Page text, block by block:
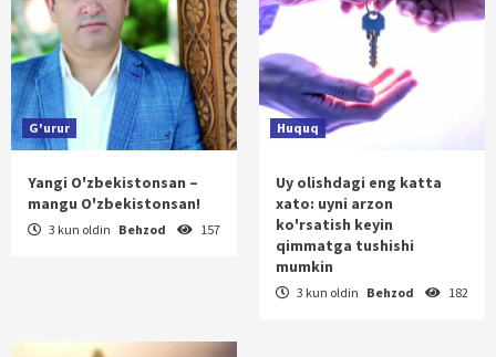
G'urur
Yangi O'zbekistonsan –
mangu O'zbekistonsan!
3 kun oldin Behzod 157
Huquq
Uy olishdagi eng katta
xato: uyni arzon
ko'rsatish keyin
qimmatga tushishi
mumkin
3 kun oldin Behzod 182